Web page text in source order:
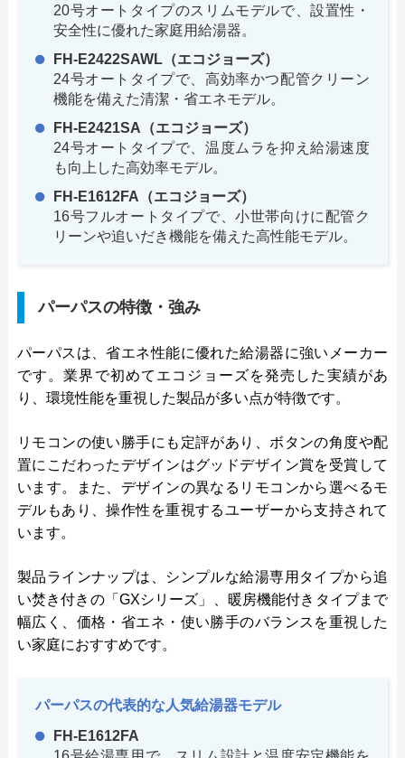
20号オートタイプのスリムモデルで、設置性・
安全性に優れた家庭用給湯器。
FH-E2422SAWL（エコジョーズ）
24号オートタイプで、高効率かつ配管クリーン
機能を備えた清潔・省エネモデル。
FH-E2421SA（エコジョーズ）
24号オートタイプで、温度ムラを抑え給湯速度
も向上した高効率モデル。
FH-E1612FA（エコジョーズ）
16号フルオートタイプで、小世帯向けに配管ク
リーンや追いだき機能を備えた高性能モデル。
パーパスの特徴・強み
パーパスは、省エネ性能に優れた給湯器に強いメーカー
です。業界で初めてエコジョーズを発売した実績があ
り、環境性能を重視した製品が多い点が特徴です。
リモコンの使い勝手にも定評があり、ボタンの角度や配
置にこだわったデザインはグッドデザイン賞を受賞して
います。また、デザインの異なるリモコンから選べるモ
デルもあり、操作性を重視するユーザーから支持されて
います。
製品ラインナップは、シンプルな給湯専用タイプから追
い焚き付きの「GXシリーズ」、暖房機能付きタイプまで
幅広く、価格・省エネ・使い勝手のバランスを重視した
い家庭におすすめです。
パーパスの代表的な人気給湯器モデル
FH-E1612FA